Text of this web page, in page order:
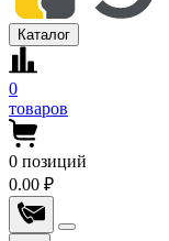
Каталог
0
товаров
0 позиций
0.00 ₽